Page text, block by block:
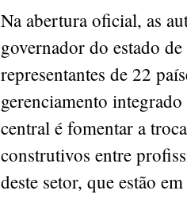
Na abertura oficial, as
governador do estado
representantes de 22
gerenciamento
central é fomentar a
construtivos entre
deste setor, que estão